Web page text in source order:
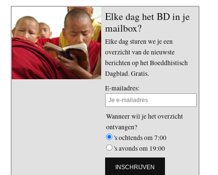
Elke dag het BD in je
mailbox?
Elke dag sturen we je een
overzicht van de nieuwste
berichten op het Boeddhistisch
Dagblad. Gratis.
E-mailadres:
Wanneer wil je het overzicht
ontvangen?
's ochtends om 7:00
's avonds om 19:00